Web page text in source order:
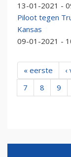
13-01-2021 -
Piloot tegen
Kansas
09-01-2021 -
« eerste
7
8 9